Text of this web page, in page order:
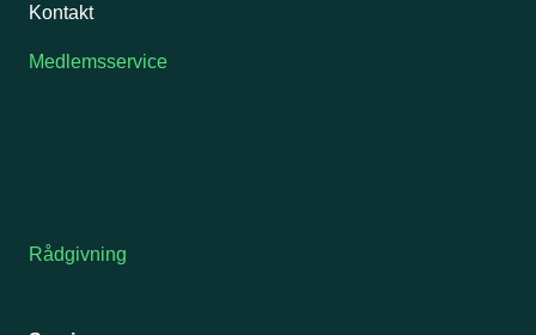
Kontakt
Medlemsservice
Rådgivning